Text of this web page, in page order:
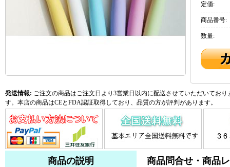
定価:
商品番号:
数量:
発送情報: ご注文の商品はご注文日より3営業日以内に配送させていただいてお
す。本店の商品はCEとFDA認証取得しており、品質の方が評判があります。
商品の説明 商品問合せ・商品